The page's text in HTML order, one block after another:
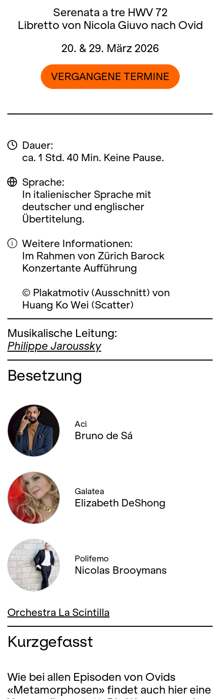
Serenata a tre HWV 72
Libretto von Nicola Giuvo nach Ovid
20. & 29. März 2026
VERGANGENE TERMINE
Dauer:
ca. 1 Std. 40 Min. Keine Pause.
Sprache:
In italienischer Sprache mit
deutscher und englischer
Übertitelung.
Weitere Informationen:
Im Rahmen von Zürich Barock
Konzertante Aufführung
© Plakatmotiv (Ausschnitt) von
Huang Ko Wei (Scatter)
Musikalische Leitung:
Philippe Jaroussky
Besetzung
Aci
Bruno de Sá
Galatea
Elizabeth DeShong
Polifemo
Nicolas Brooymans
Orchestra La Scintilla
Kurzgefasst
Wie bei allen Episoden von Ovids
«Metamorphosen» findet auch hier eine